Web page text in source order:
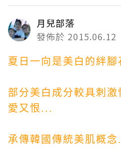
月兒部落
發佈於 2015.06.12
夏日一向是美白的絆腳
部分美白成分較具刺
愛又恨...
承傳韓國傳統美肌概